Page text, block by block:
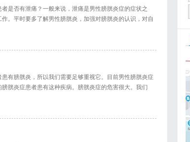
是否有泄痛？一般来说，泄痛是男性膀胱炎症的症状之
。平时要多了解男性膀胱炎，加强对膀胱炎的认识，对自
有膀胱炎，所以我们需要足够重视它。目前男性膀胱炎症
胱炎症患者患有这种疾病。膀胱炎症的危害很大。我们